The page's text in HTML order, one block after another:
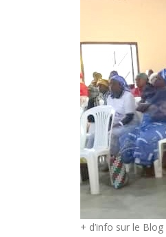
+ d’info sur le Blog